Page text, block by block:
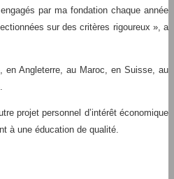
par ma fondation chaque année
sur des critères rigoureux », a
en Angleterre, au Maroc, en Suisse, au
projet personnel d’intérêt économique
à une éducation de qualité.